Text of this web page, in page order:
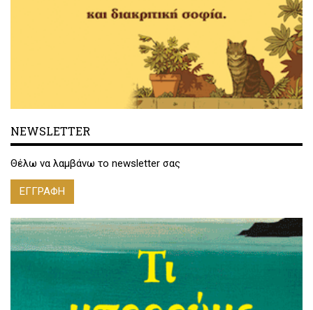
NEWSLETTER
Θέλω να λαμβάνω το newsletter σας
ΕΓΓΡΑΦΗ